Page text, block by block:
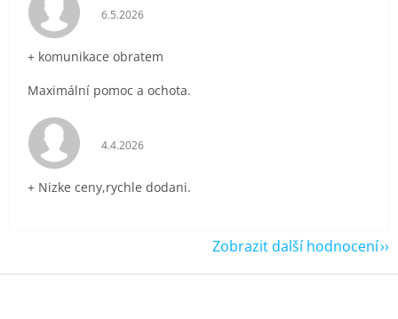
Hodnocení obchodu je 5 z 5 hvězdiček.
6.5.2026
+ komunikace obratem
Maximální pomoc a ochota.
Hodnocení obchodu je 5 z 5 hvězdiček.
4.4.2026
+ Nizke ceny,rychle dodani.
Zobrazit další hodnocení
Z